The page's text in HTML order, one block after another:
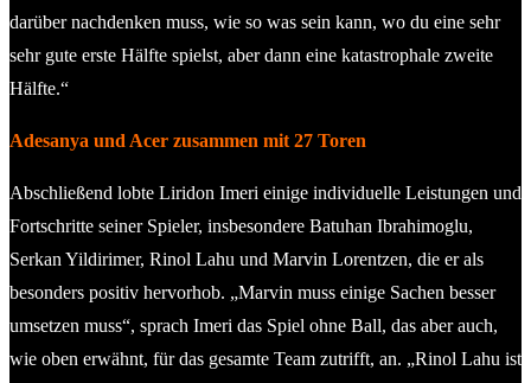
darüber nachdenken muss, wie so was sein kann, wo du eine sehr
sehr gute erste Hälfte spielst, aber dann eine katastrophale zweite
Hälfte.“
Adesanya und Acer zusammen mit 27 Toren
Abschließend lobte Liridon Imeri einige individuelle Leistungen und
Fortschritte seiner Spieler, insbesondere Batuhan Ibrahimoglu,
Serkan Yildirimer, Rinol Lahu und Marvin Lorentzen, die er als
besonders positiv hervorhob. „Marvin muss einige Sachen besser
umsetzen muss“, sprach Imeri das Spiel ohne Ball, das aber auch,
wie oben erwähnt, für das gesamte Team zutrifft, an. „Rinol Lahu ist